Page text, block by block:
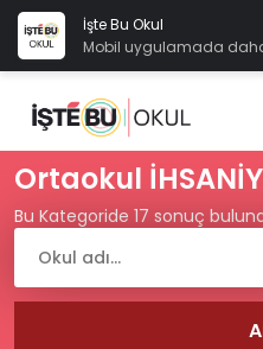
İşte Bu Okul
Mobil uygulamada daha
Ortaokul
Bu Kategoride 17 sonuç